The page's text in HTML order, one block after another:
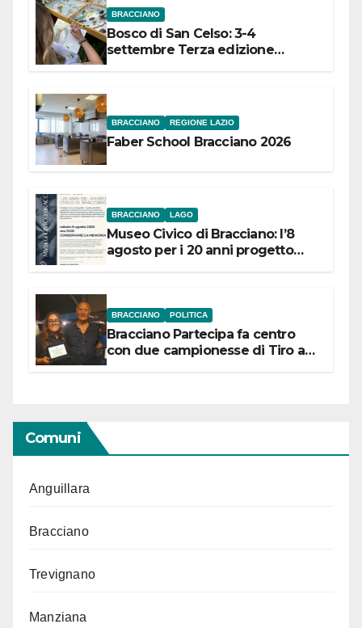
BRACCIANO
Bosco di San Celso: 3-4
settembre Terza edizione
BRACCIANO REGIONE LAZIO
Faber School Bracciano 2026
BRACCIANO LAGO
Museo Civico di Bracciano: l’8
agosto per i 20 anni progetto
BRACCIANO POLITICA
Bracciano Partecipa fa centro
con due campionesse di Tiro a
Comuni
Anguillara
Bracciano
Trevignano
Manziana